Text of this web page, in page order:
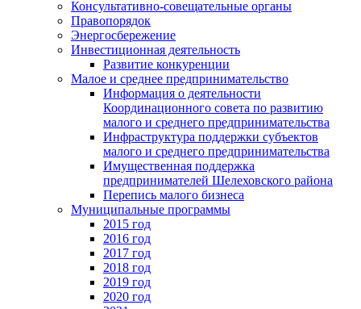
Консультативно-совещательные органы
Правопорядок
Энергосбережение
Инвестиционная деятельность
Развитие конкуренции
Малое и среднее предпринимательство
Информация о деятельности
Координационного совета по развитию
малого и среднего предпринимательства
Инфраструктура поддержки субъектов
малого и среднего предпринимательства
Имущественная поддержка
предпринимателей Шелеховского района
Перепись малого бизнеса
Муниципальные программы
2015 год
2016 год
2017 год
2018 год
2019 год
2020 год